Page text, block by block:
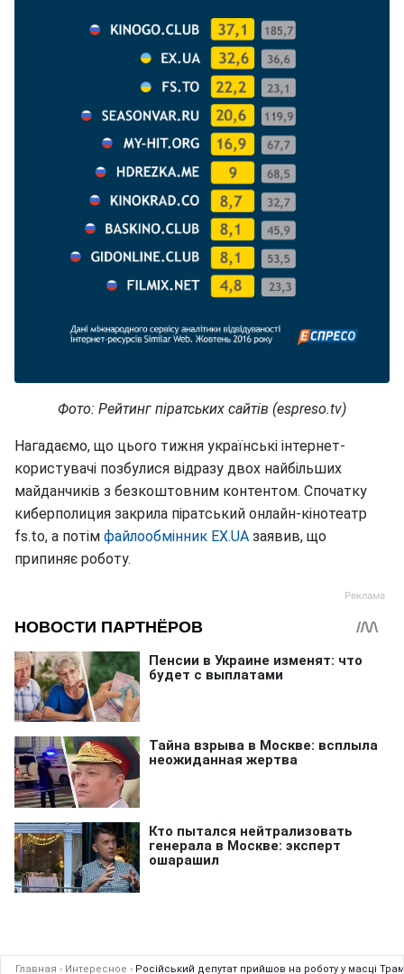
Фото: Рейтинг піратських сайтів (espreso.tv)
Нагадаємо, що цього тижня українські інтернет-
користувачі позбулися відразу двох найбільших
майданчиків з безкоштовним контентом. Спочатку
киберполиция закрила піратський онлайн-кінотеатр
fs.to, а потім файлообмінник EX.UA заявив, що
припиняє роботу.
Главная › Интересное › Російський депутат прийшов на роботу у масці